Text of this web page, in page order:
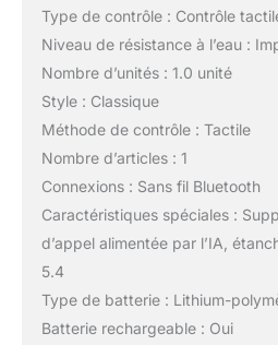
Type de contrôle : Contrôle
Niveau de résistance à l’eau :
Nombre d’unités : 1.0 unité
Style : Classique
Méthode de contrôle : Tactile
Nombre d’articles : 1
Connexions : Sans fil Bluetooth
Caractéristiques spéciales :
d’appel alimentée par l’IA,
5.4
Type de batterie : Lithium-
Batterie rechargeable : Oui